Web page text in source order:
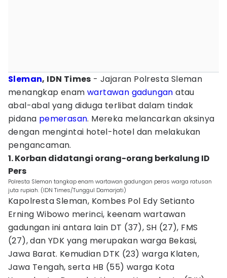
Sleman, IDN Times - Jajaran Polresta Sleman
menangkap enam wartawan gadungan atau
abal-abal yang diduga terlibat dalam tindak
pidana pemerasan. Mereka melancarkan aksinya
dengan mengintai hotel-hotel dan melakukan
pengancaman.
1. Korban didatangi orang-orang berkalung ID
Pers
Polresta Sleman tangkap enam wartawan gadungan peras warga ratusan
juta rupiah. (IDN Times/Tunggul Damarjati)
Kapolresta Sleman, Kombes Pol Edy Setianto
Erning Wibowo merinci, keenam wartawan
gadungan ini antara lain DT (37), SH (27), FMS
(27), dan YDK yang merupakan warga Bekasi,
Jawa Barat. Kemudian DTK (23) warga Klaten,
Jawa Tengah, serta HB (55) warga Kota